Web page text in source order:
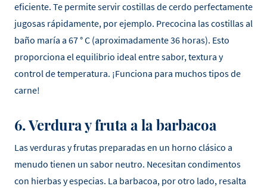
eficiente. Te permite servir costillas de cerdo perfectamente
jugosas rápidamente, por ejemplo. Precocina las costillas al
baño maría a 67 ° C (aproximadamente 36 horas). Esto
proporciona el equilibrio ideal entre sabor, textura y
control de temperatura. ¡Funciona para muchos tipos de
carne!
6. Verdura y fruta a la barbacoa
Las verduras y frutas preparadas en un horno clásico a
menudo tienen un sabor neutro. Necesitan condimentos
con hierbas y especias. La barbacoa, por otro lado, resalta